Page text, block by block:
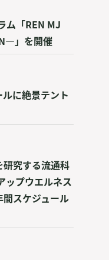
ム「REN MJ
」を開催
に絶景テント
研究する流通科
ップウエルネス
スケジュール